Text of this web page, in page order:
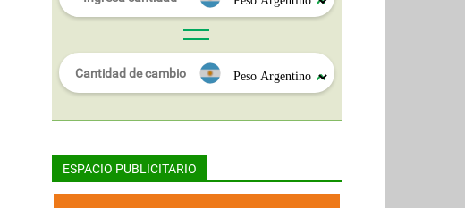
ESPACIO PUBLICITARIO